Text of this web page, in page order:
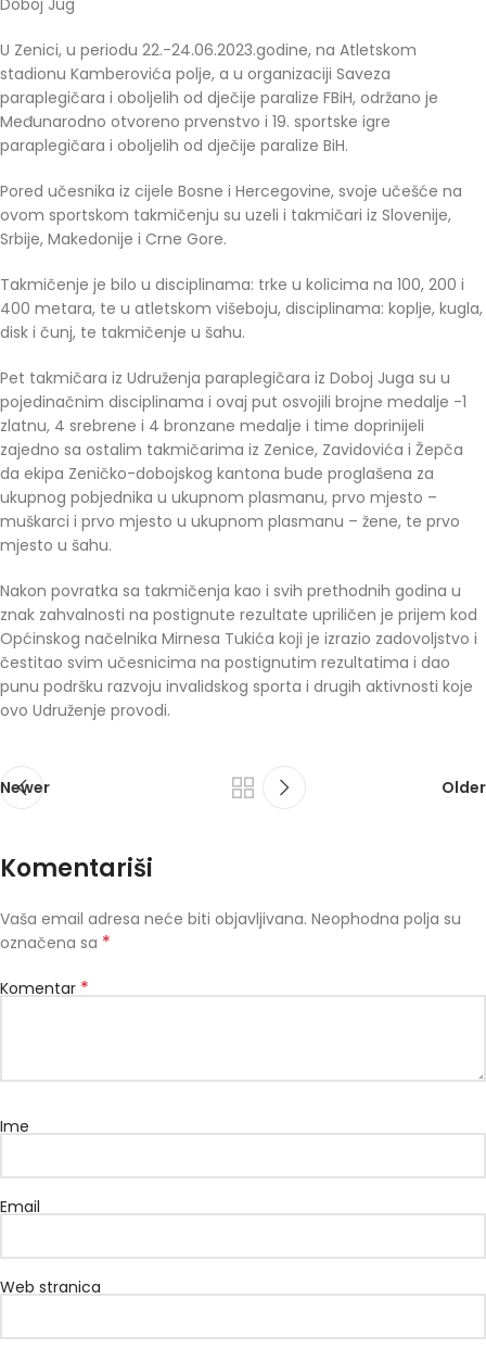
Doboj Jug
U Zenici, u periodu 22.-24.06.2023.godine, na Atletskom
stadionu Kamberovića polje, a u organizaciji Saveza
paraplegičara i oboljelih od dječije paralize FBiH, održano je
Međunarodno otvoreno prvenstvo i 19. sportske igre
paraplegičara i oboljelih od dječije paralize BiH.
Pored učesnika iz cijele Bosne i Hercegovine, svoje učešće na
ovom sportskom takmičenju su uzeli i takmičari iz Slovenije,
Srbije, Makedonije i Crne Gore.
Takmičenje je bilo u disciplinama: trke u kolicima na 100, 200 i
400 metara, te u atletskom višeboju, disciplinama: koplje, kugla,
disk i čunj, te takmičenje u šahu.
Pet takmičara iz Udruženja paraplegičara iz Doboj Juga su u
pojedinačnim disciplinama i ovaj put osvojili brojne medalje -1
zlatnu, 4 srebrene i 4 bronzane medalje i time doprinijeli
zajedno sa ostalim takmičarima iz Zenice, Zavidovića i Žepča
da ekipa Zeničko-dobojskog kantona bude proglašena za
ukupnog pobjednika u ukupnom plasmanu, prvo mjesto –
muškarci i prvo mjesto u ukupnom plasmanu – žene, te prvo
mjesto u šahu.
Nakon povratka sa takmičenja kao i svih prethodnih godina u
znak zahvalnosti na postignute rezultate upriličen je prijem kod
Općinskog načelnika Mirnesa Tukića koji je izrazio zadovoljstvo i
čestitao svim učesnicima na postignutim rezultatima i dao
punu podršku razvoju invalidskog sporta i drugih aktivnosti koje
ovo Udruženje provodi.
Newer Older
Komentariši
Vaša email adresa neće biti objavljivana. Neophodna polja su
označena sa *
Komentar *
Ime
Email
Web stranica